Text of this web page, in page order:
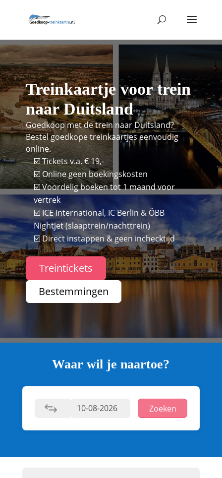
Treinkaartje voor trein
naar Duitsland
Goedkoop met de trein naar Duitsland?
Bestel goedkope treinkaartjes eenvoudig
online.
☑️ Tickets v.a. € 19,-
☑️ Online geen boekingskosten
☑️ Voordelig boeken tot 1 maand voor
vertrek
☑️ ICE International, IC Berlin & ÖBB
Nightjet (slaaptrein/nachttrein)
☑️ Direct instappen & geen inchecktijd
Treintickets
Bestemmingen
Waar wil je naartoe?
Zoeken